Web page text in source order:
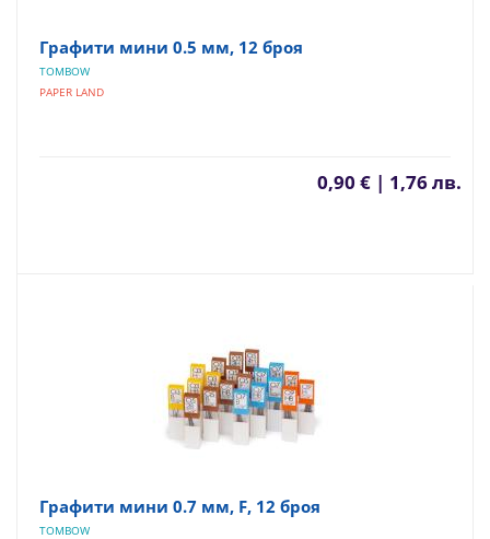
Графити мини 0.5 мм, 12 броя
TOMBOW
PAPER LAND
0,90 € | 1,76 лв.
Графити мини 0.7 мм, F, 12 броя
TOMBOW